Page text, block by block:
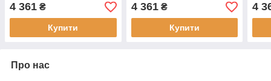
4 361 ₴
Купити
4 361₴
Купити
4
Про нас